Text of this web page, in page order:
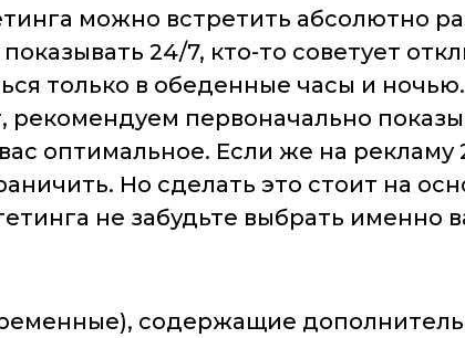
можно встретить абсолютно
24/7, кто-то советует
только в обеденные часы и
рекомендуем первоначально
оптимальное. Если же на
Но сделать это стоит на
не забудьте выбрать именно
содержащие